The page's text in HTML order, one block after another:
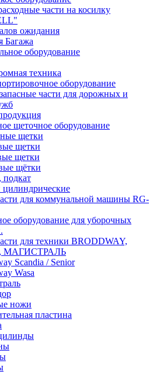
части на косилку
ожидания
Багажа
оборудование
техника
оборудование
части для дорожных и
щеточное оборудование
щетки
щетки
щетки
щётки
для коммунальной машины RG-
оборудование для уборочных
для техники BRODDWAY,
МАГИСТРАЛЬ
Scandia / Senior
Wasa
ножи
пластина